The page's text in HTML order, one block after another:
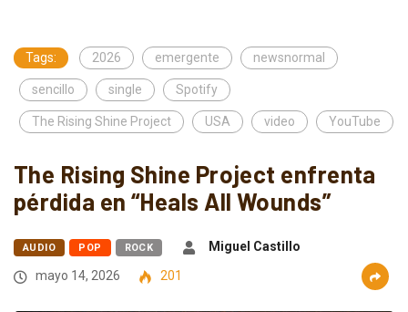
Tags: 2026 emergente newsnormal
sencillo single Spotify
The Rising Shine Project USA video YouTube
The Rising Shine Project enfrenta
pérdida en “Heals All Wounds”
AUDIO POP ROCK
Miguel Castillo
mayo 14, 2026
201